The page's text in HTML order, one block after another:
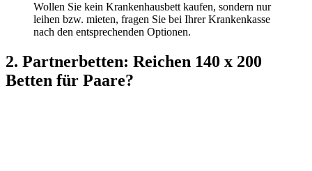
Wollen Sie kein Krankenhausbett kaufen, sondern nur
leihen bzw. mieten, fragen Sie bei Ihrer Krankenkasse
nach den entsprechenden Optionen.
2. Partnerbetten: Reichen 140 x 200
Betten für Paare?